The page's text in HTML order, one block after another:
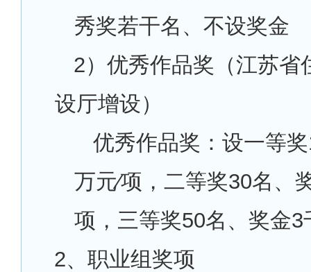
秀奖若干名、不设奖金
2）优秀作品奖（江苏省
设厅增设）
优秀作品奖：设一等
万元∕项，二等奖30名、
项，三等奖50名、奖金3
2、职业组奖项